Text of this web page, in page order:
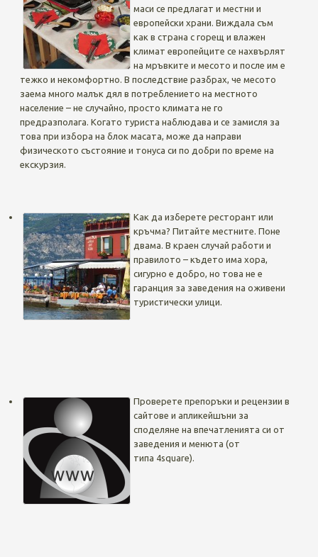
маси се предлагат и местни и
европейски храни. Виждала съм
как в страна с горещ и влажен
климат европейците се нахвърлят
на мръвките и месото и после им е
тежко и некомфортно. В последствие разбрах, че месото
заема много малък дял в потреблението на местното
население – не случайно, просто климата не го
предразполага. Когато туриста наблюдава и се замисля за
това при избора на блок масата, може да направи
физическото състояние и тонуса си по добри по време на
екскурзия.
Как да изберете ресторант или
кръчма? Питайте местните. Поне
двама. В краен случай работи и
правилото – където има хора,
сигурно е добро, но това не е
гаранция за заведения на оживени
туристически улици.
Проверете препоръки и рецензии в
сайтове и апликейшъни за
споделяне на впечатленията си от
заведения и менюта (от
типа 4square).